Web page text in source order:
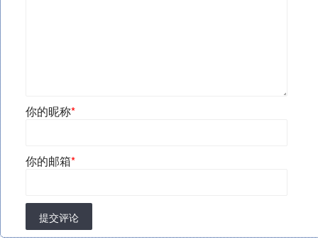
你的昵称*
你的邮箱*
提交评论